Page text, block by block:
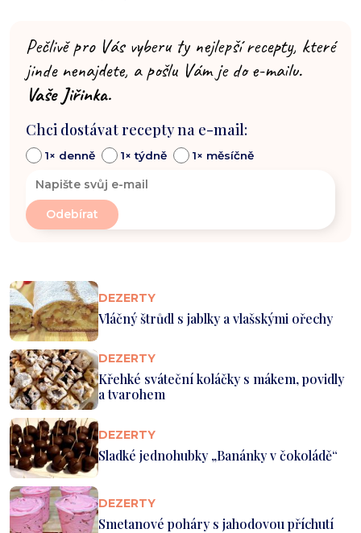
Pečlivě pro Vás vyberu ty nejlepší recepty, které
jinde nenajdete, a pošlu Vám je do e-mailu.
Vaše Jiřinka.
Chci dostávat recepty na e-mail:
1× denně 1× týdně 1× měsíčně
DEZERTY
Vláčný štrůdl s jablky a vlašskými ořechy
DEZERTY
Křehké sváteční koláčky s mákem, povidly
a tvarohem
DEZERTY
Sladké jednohubky „Banánky v čokoládě“
DEZERTY
Smetanové poháry s jahodovou příchutí